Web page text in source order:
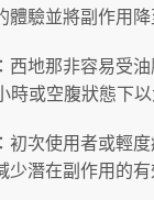
體驗並將副作用
西地那非容易受
時或空腹狀態下
初次使用者或輕
少潛在副作用的有